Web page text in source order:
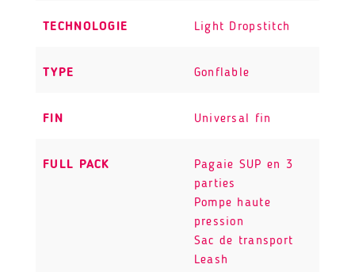
TECHNOLOGIE Light Dropstitch
TYPE Gonflable
FIN Universal fin
FULL PACK
Pagaie SUP en 3
parties
Pompe haute
pression
Sac de transport
Leash